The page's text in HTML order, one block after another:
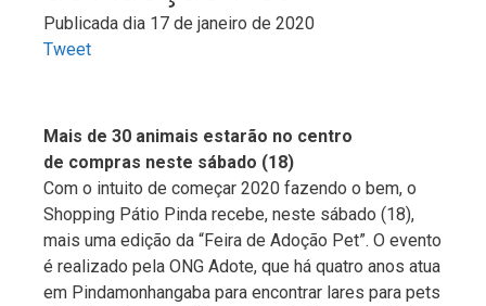
Publicada dia 17 de janeiro de 2020
Tweet
Mais de 30 animais estarão no centro
de compras neste sábado (18)
Com o intuito de começar 2020 fazendo o bem, o
Shopping Pátio Pinda recebe, neste sábado (18),
mais uma edição da “Feira de Adoção Pet”. O evento
é realizado pela ONG Adote, que há quatro anos atua
em Pindamonhangaba para encontrar lares para pets